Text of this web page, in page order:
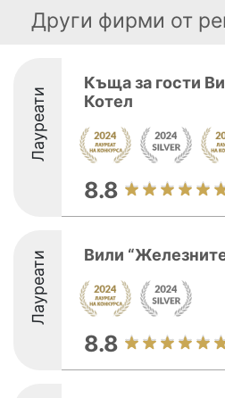
Други фирми от
Лауреати
Къща за гости
Котел
8.8
Лауреати Вили
8.8